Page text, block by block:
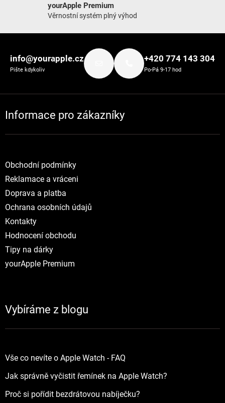
yourApple Premium
Věrnostní systém plný výhod
info@yourapple.cz
Pište kdykoliv
+420 774 143 304
Po-Pá 9-17 hod
Informace pro zákazníky
Obchodní podmínky
Reklamace a vráceni
Doprava a platba
Ochrana osobních údajů
Kontakty
Hodnocení obchodu
Tipy na dárky
yourApple Premium
Vybíráme z blogu
Vše co nevíte o Apple Watch - FAQ
Jak správně vyčistit řemínek na Apple Watch?
Proč si pořídit bezdrátovou nabíječku?